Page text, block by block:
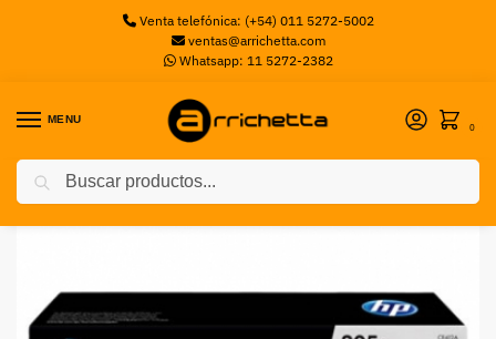
Venta telefónica: (+54) 011 5272-5002
ventas@arrichetta.com
Whatsapp: 11 5272-2382
MENU
0
Inicio Sin categorizar / HP TONER 305A AMARILLO PARA M451/M475